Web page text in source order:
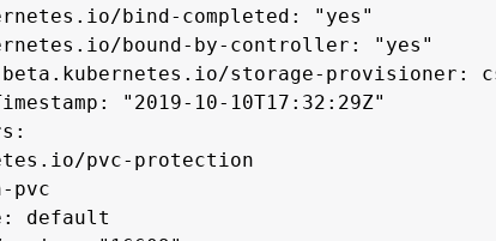
bind-completed: "yes"
bound-by-controller: "yes"
storage-provisioner:
"2019-10-10T17:32:29Z"
pvc-protection
pvc
default